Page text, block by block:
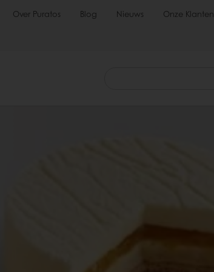
Over Puratos Blog Nieuws Onze Klanten